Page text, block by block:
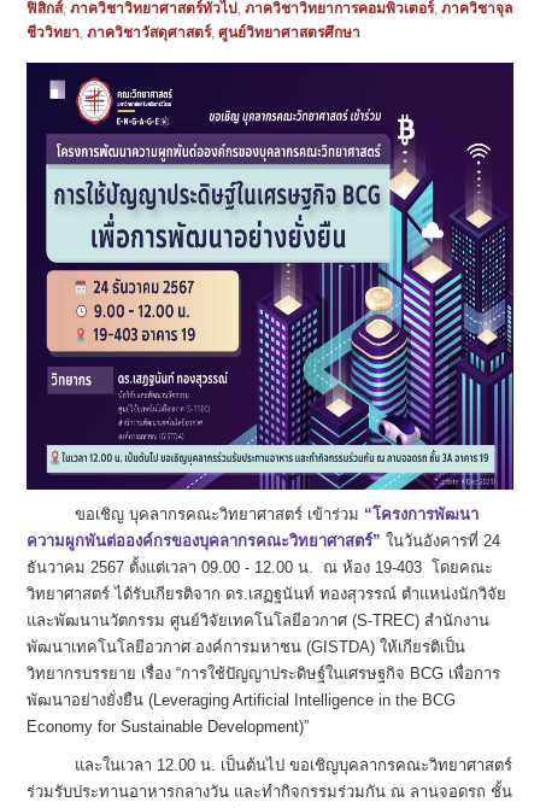
ฟิสิกส์,ภาควิชาวิทยาศาสตร์ทั่วไป ,ภาควิชาวิทยาการคอมพิวเตอร์,ภาควิชาจุล
ชีววิทยา,ภาควิชาวัสดุศาสตร์,ศูนย์วิทยาศาสตรศึกษา
ขอเชิญ บุคลากรคณะวิทยาศาสตร์ เข้าร่วม “โครงการพัฒนา
ความผูกพันต่อองค์กรของบุคลากรคณะวิทยาศาสตร์”ในวันอังคารที่ 24
ธันวาคม 2567 ตั้งแต่เวลา 09.00 - 12.00 น. ณ ห้อง 19-403 โดยคณะ
วิทยาศาสตร์ ได้รับเกียรติจาก ดร.เสฏฐนันท์ ทองสุวรรณ์ ตำแหน่งนักวิจัย
และพัฒนานวัตกรรม ศูนย์วิจัยเทคโนโลยีอวกาศ (S-TREC) สำนักงาน
พัฒนาเทคโนโลยีอวกาศ องค์การมหาชน (GISTDA) ให้เกียรติเป็น
วิทยากรบรรยาย เรื่อง “การใช้ปัญญาประดิษฐ์ในเศรษฐกิจ BCG เพื่อการ
พัฒนาอย่างยั่งยืน (Leveraging Artificial Intelligence in the BCG
Economy for Sustainable Development)”
และในเวลา 12.00 น. เป็นต้นไป ขอเชิญบุคลากรคณะวิทยาศาสตร์
ร่วมรับประทานอาหารกลางวัน และทำกิจกรรมร่วมกัน ณ ลานจอดรถ ชั้น